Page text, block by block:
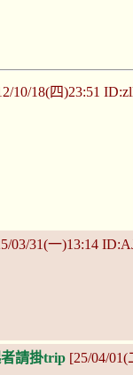
10/18(四)23:51
03/31(一)13:14
請掛trip [25/04/